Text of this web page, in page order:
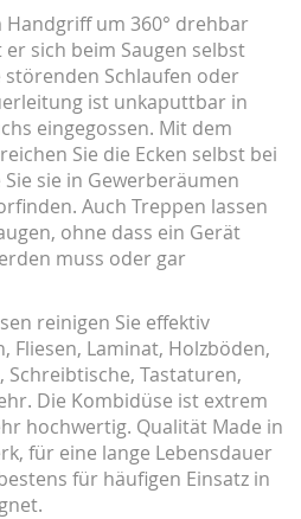
Handgriff um 360° drehbar
sich beim Saugen selbst
Schlaufen oder
ist unkaputtbar in
eingegossen. Mit dem
Sie die Ecken selbst bei
sie in Gewerberäumen
Auch Treppen lassen
ohne dass ein Gerät
muss oder gar
reinigen Sie effektiv
Fliesen, Laminat, Holzböden,
Schreibtische, Tastaturen,
Die Kombidüse ist extrem
hochwertig. Qualität Made in
für eine lange Lebensdauer
für häufigen Einsatz in